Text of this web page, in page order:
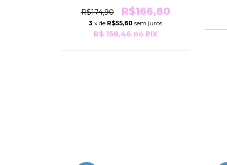
R537 Moderna
R$174,90 R$166,80
3 x de R$55,60 sem juros
R$ 158,46 no PIX